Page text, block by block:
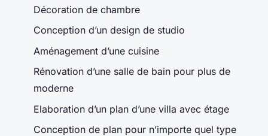
Décoration de chambre
Conception d’un design de studio
Aménagement d’une cuisine
Rénovation d’une salle de bain pour plus de
moderne
Elaboration d’un plan d’une villa avec étage
Conception de plan pour n’importe quel type